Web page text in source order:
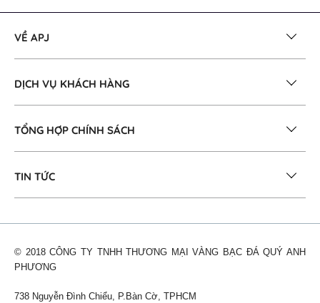
VỀ APJ
DỊCH VỤ KHÁCH HÀNG
TỔNG HỢP CHÍNH SÁCH
TIN TỨC
© 2018 CÔNG TY TNHH THƯƠNG MẠI VÀNG BẠC ĐÁ QUÝ ANH
PHƯƠNG
738 Nguyễn Đình Chiểu, P.Bàn Cờ, TPHCM